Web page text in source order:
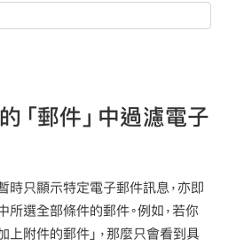
「郵件」中過濾電子
時只顯示特定電子郵件訊息，亦即
選全部條件的郵件。例如，若你
上附件的郵件」，那麼只會看到具